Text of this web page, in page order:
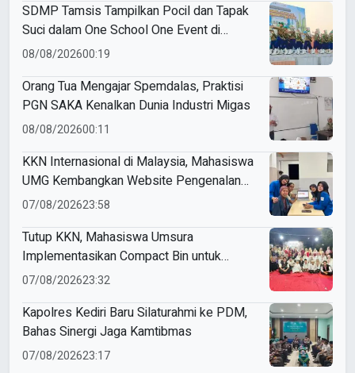
SDMP Tamsis Tampilkan Pocil dan Tapak
Suci dalam One School One Event di
Mojokerto
08/08/202600:19
Orang Tua Mengajar Spemdalas, Praktisi
PGN SAKA Kenalkan Dunia Industri Migas
08/08/202600:11
KKN Internasional di Malaysia, Mahasiswa
UMG Kembangkan Website Pengenalan
Budaya Indonesia
07/08/202623:58
Tutup KKN, Mahasiswa Umsura
Implementasikan Compact Bin untuk
Sampah Anorganik di Ketabang
07/08/202623:32
Kapolres Kediri Baru Silaturahmi ke PDM,
Bahas Sinergi Jaga Kamtibmas
07/08/202623:17